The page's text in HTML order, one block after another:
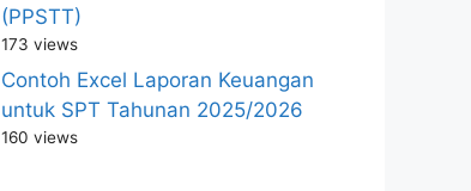
(PPSTT)
173 views
Contoh Excel Laporan Keuangan
untuk SPT Tahunan 2025/2026
160 views